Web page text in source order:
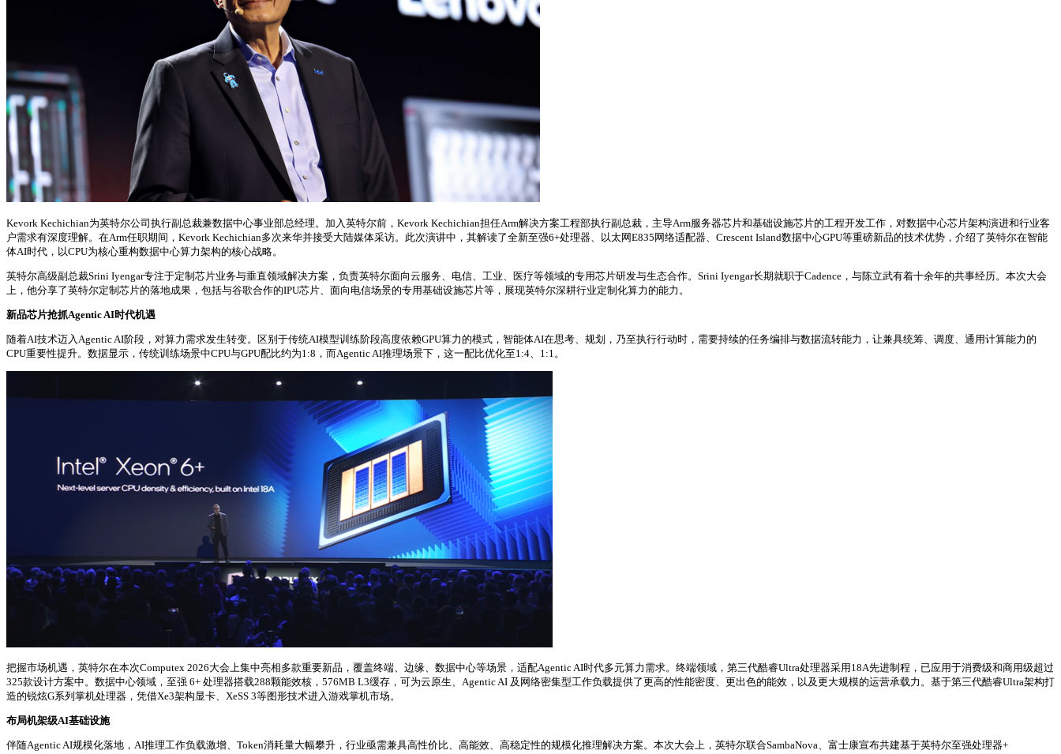
Kevork Kechichian为英特尔公司执行副总裁兼数据中心事业部总经理。加入英特尔前，Kevork Kechichian担任Arm解决方案工程部执行副总裁，主导Arm服务器芯片和基础设施芯片的工程开发工作，对数据中心芯片架构演进和行业客
户需求有深度理解。在Arm任职期间，Kevork Kechichian多次来华并接受大陆媒体采访。此次演讲中，其解读了全新至强6+处理器、以太网E835网络适配器、Crescent Island数据中心GPU等重磅新品的技术优势，介绍了英特尔在智能
体AI时代，以CPU为核心重构数据中心算力架构的核心战略。
英特尔高级副总裁Srini Iyengar专注于定制芯片业务与垂直领域解决方案，负责英特尔面向云服务、电信、工业、医疗等领域的专用芯片研发与生态合作。Srini Iyengar长期就职于Cadence，与陈立武有着十余年的共事经历。本次大会
上，他分享了英特尔定制芯片的落地成果，包括与谷歌合作的IPU芯片、面向电信场景的专用基础设施芯片等，展现英特尔深耕行业定制化算力的能力。
新品芯片抢抓Agentic AI时代机遇
随着AI技术迈入Agentic AI阶段，对算力需求发生转变。区别于传统AI模型训练阶段高度依赖GPU算力的模式，智能体AI在思考、规划，乃至执行行动时，需要持续的任务编排与数据流转能力，让兼具统筹、调度、通用计算能力的
CPU重要性提升。数据显示，传统训练场景中CPU与GPU配比约为1:8，而Agentic AI推理场景下，这一配比优化至1:4、1:1。
把握市场机遇，英特尔在本次Computex 2026大会上集中亮相多款重要新品，覆盖终端、边缘、数据中心等场景，适配Agentic AI时代多元算力需求。终端领域，第三代酷睿Ultra处理器采用18A先进制程，已应用于消费级和商用级超过
325款设计方案中。数据中心领域，至强 6+ 处理器搭载288颗能效核，576MB L3缓存，可为云原生、Agentic AI 及网络密集型工作负载提供了更高的性能密度、更出色的能效，以及更大规模的运营承载力。基于第三代酷睿Ultra架构打
造的锐炫G系列掌机处理器，凭借Xe3架构显卡、XeSS 3等图形技术进入游戏掌机市场。
布局机架级AI基础设施
伴随Agentic AI规模化落地，AI推理工作负载激增、Token消耗量大幅攀升，行业亟需兼具高性价比、高能效、高稳定性的规模化推理解决方案。本次大会上，英特尔联合SambaNova、富士康宣布共建基于英特尔至强处理器+